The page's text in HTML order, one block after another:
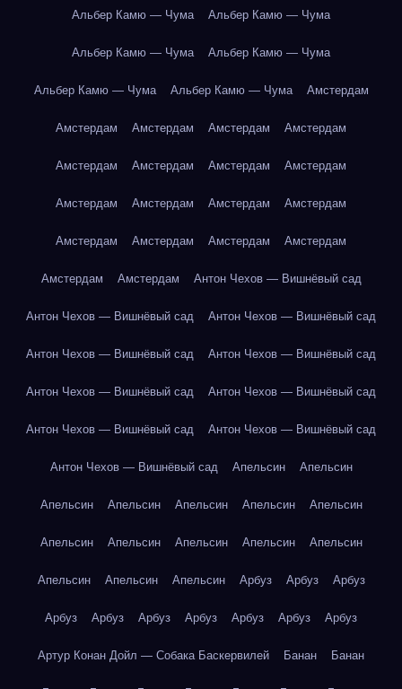
Альбер Камю — Чума Альбер Камю — Чума
Альбер Камю — Чума Альбер Камю — Чума
Альбер Камю — Чума Альбер Камю — Чума Амстердам
Амстердам Амстердам Амстердам Амстердам
Амстердам Амстердам Амстердам Амстердам
Амстердам Амстердам Амстердам Амстердам
Амстердам Амстердам Амстердам Амстердам
Амстердам Амстердам Антон Чехов — Вишнёвый сад
Антон Чехов — Вишнёвый сад Антон Чехов — Вишнёвый сад
Антон Чехов — Вишнёвый сад Антон Чехов — Вишнёвый сад
Антон Чехов — Вишнёвый сад Антон Чехов — Вишнёвый сад
Антон Чехов — Вишнёвый сад Антон Чехов — Вишнёвый сад
Антон Чехов — Вишнёвый сад Апельсин Апельсин
Апельсин Апельсин Апельсин Апельсин Апельсин
Апельсин Апельсин Апельсин Апельсин Апельсин
Апельсин Апельсин Апельсин Арбуз Арбуз Арбуз
Арбуз Арбуз Арбуз Арбуз Арбуз Арбуз Арбуз
Артур Конан Дойл — Собака Баскервилей Банан Банан